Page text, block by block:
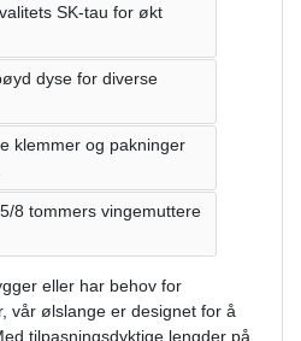
SK-tau for økt
dyse for diverse
klemmer og pakninger
8 tommers vingemuttere
eller har behov for
vår ølslange er designet for å
tilpasningsdyktige lengder på